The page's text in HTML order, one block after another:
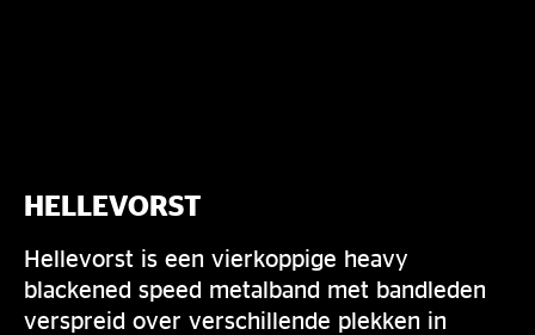
HELLEVORST
Hellevorst is een vierkoppige heavy
blackened speed metalband met bandleden
verspreid over verschillende plekken in